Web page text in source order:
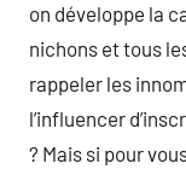
on développe la
nichons et tous
rappeler les
l’influencer
? Mais si pour